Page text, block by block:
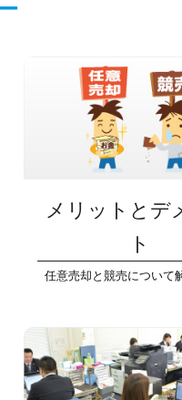
メリットとデ
ト
任意売却と競売について